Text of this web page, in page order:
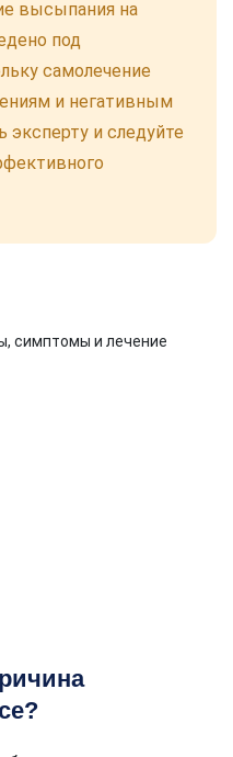
высыпания на
под
самолечение
и негативным
и следуйте